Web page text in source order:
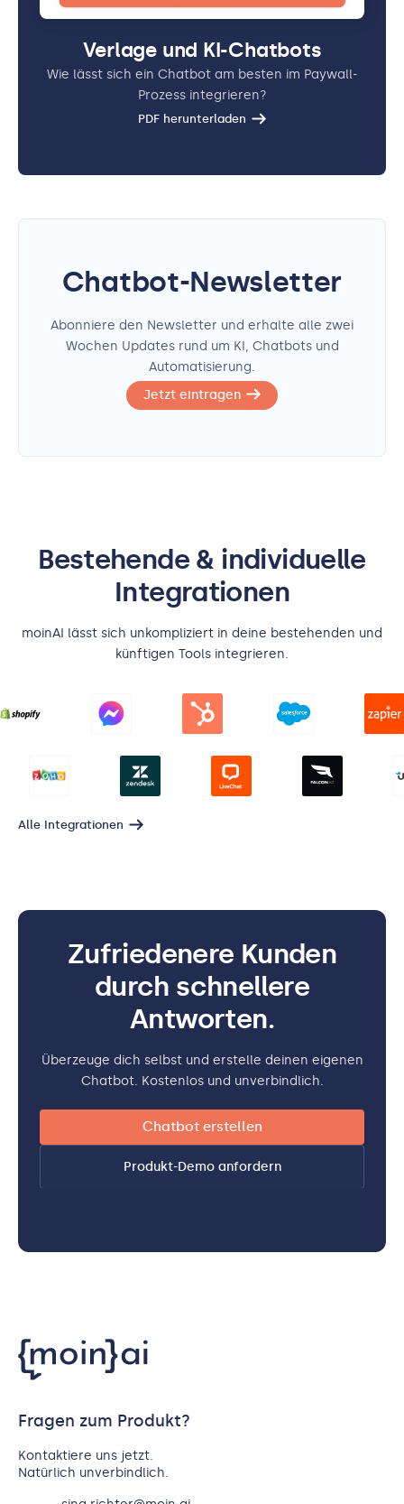
Verlage und KI-Chatbots
Wie lässt sich ein Chatbot am besten im Paywall-
Prozess integrieren?
PDF herunterladen
Chatbot-Newsletter
Abonniere den Newsletter und erhalte alle zwei
Wochen Updates rund um KI, Chatbots und
Automatisierung.
Jetzt eintragen
Bestehende & individuelle
Integrationen
moinAI lässt sich unkompliziert in deine bestehenden und
künftigen Tools integrieren.
Alle Integrationen
Zufriedenere Kunden
durch schnellere
Antworten.
Überzeuge dich selbst und erstelle deinen eigenen
Chatbot. Kostenlos und unverbindlich.
Chatbot erstellen
Produkt-Demo anfordern
Fragen zum Produkt?
Kontaktiere uns jetzt.
Natürlich unverbindlich.